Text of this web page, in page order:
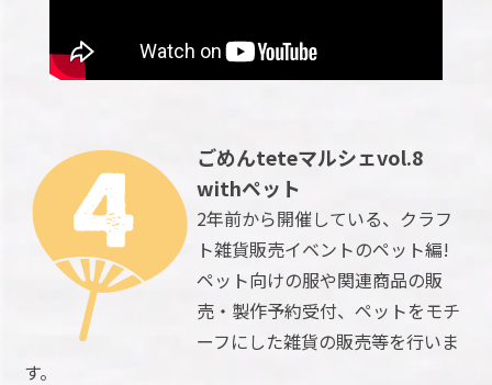
ごめんteteマルシェvol.8
withペット
2年前から開催している、クラフ
ト雑貨販売イベントのペット編!
ペット向けの服や関連商品の販
売・製作予約受付、ペットをモチ
ーフにした雑貨の販売等を行いま
す。